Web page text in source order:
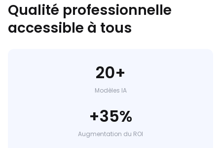
Qualité professionnelle
accessible à tous
20+
Modèles IA
+35%
Augmentation du ROI